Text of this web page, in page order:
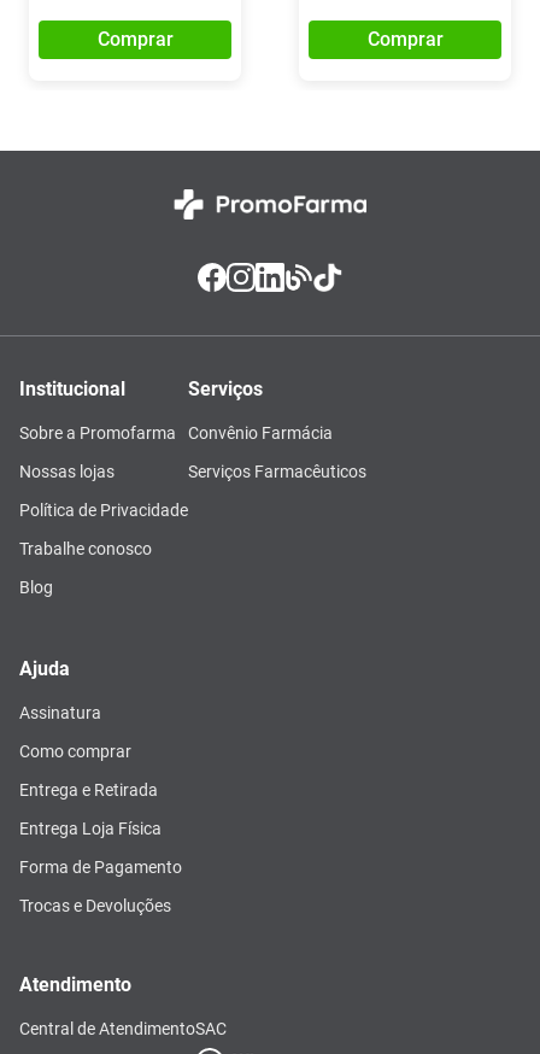
Comprar Comprar
Institucional
Sobre a Promofarma
Nossas lojas
Política de Privacidade
Trabalhe conosco
Blog
Serviços
Convênio Farmácia
Serviços Farmacêuticos
Ajuda
Assinatura
Como comprar
Entrega e Retirada
Entrega Loja Física
Forma de Pagamento
Trocas e Devoluções
Atendimento
Central de AtendimentoSAC